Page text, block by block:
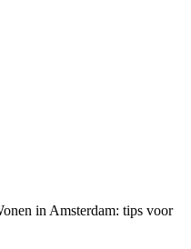
in Amsterdam: tips voor